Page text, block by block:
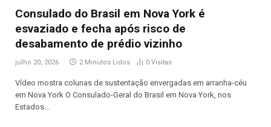
Consulado do Brasil em Nova York é
esvaziado e fecha após risco de
desabamento de prédio vizinho
julho 20, 2026 2 Minutos Lidos 0 Visitas
Vídeo mostra colunas de sustentação envergadas em arranha-céu
em Nova York O Consulado-Geral do Brasil em Nova York, nos
Estados…